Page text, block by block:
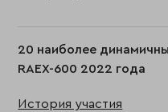
20 наиболее
RAEX-600 2022 года
История участия